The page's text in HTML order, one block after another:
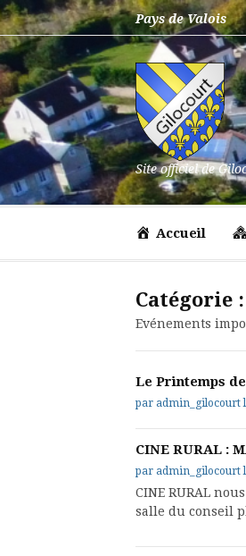
Aller
au
contenu
Pays de Valois
Site officiel de
Accueil
Catégorie :
Evénements
Le Printemps
par admin_gilocourt
CINE RURAL :
par admin_gilocourt
CINE RURAL
salle du conseil